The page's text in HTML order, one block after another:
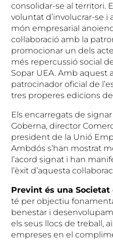
consolidar-se al territori.
voluntat d’involucrar-se i
món empresarial
col·laboració amb la
promocionar un dels
més repercussió social
Sopar UEA. Amb aquest
patrocinador oficial de
tres properes edicions
Els encarregats de
Goberna, director
president de la Unió
Ambdós s’han mostrat
l’acord signat i han
l’èxit d’aquesta
Prevint és una Societat
té per objectiu
benestar i
els seus llocs de treball,
empreses en el